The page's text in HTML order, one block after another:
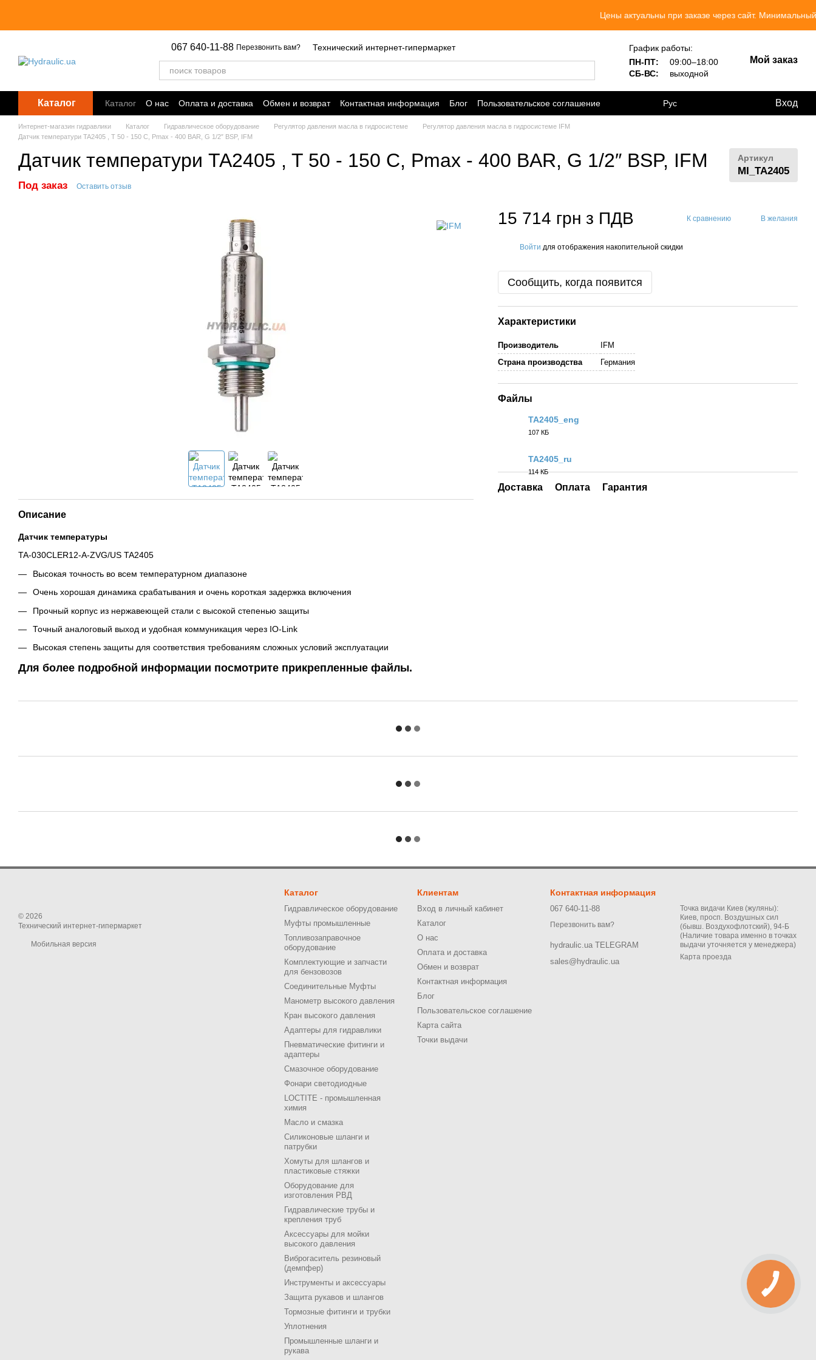
Цены актуальны при заказе через сайт. Минимальный
067 640-11-88 Перезвонить вам? Технический интернет-гипермаркет
График работы:
ПН-ПТ:
09:00–18:00
СБ-ВС:
выходной
Мой заказ
Каталог Каталог О нас Оплата и доставка Обмен и возврат Контактная информация Блог
Пользовательское соглашение
Точки выдачи
Рус Вход
Интернет-магазин гидравлики Каталог Гидравлическое оборудование Регулятор давления масла в гидросистеме
Регулятор давления масла в гидросистеме IFM
Датчик температури TA2405 , T 50 - 150 С, Pmax - 400 BAR, G 1/2″ BSP, IFM
Датчик температури TA2405 , T 50 - 150 С, Pmax - 400 BAR, G 1/2″ BSP, IFM Артикул
MI_TA2405
Под заказ
Оставить отзыв
Описание
Датчик температуры
TA-030CLER12-A-ZVG/US TA2405
Высокая точность во всем температурном диапазоне
Очень хорошая динамика срабатывания и очень короткая задержка включения
Прочный корпус из нержавеющей стали с высокой степенью защиты
Точный аналоговый выход и удобная коммуникация через IO-Link
Высокая степень защиты для соответствия требованиям сложных условий эксплуатации
Для более подробной информации посмотрите прикрепленные файлы.
15 714 грн з ПДВ К сравнению В желания
Войти для отображения накопительной скидки
Сообщить, когда появится
Характеристики
Производитель
IFM
Страна производства
Германия
Файлы
TA2405_eng
107 КБ
TA2405_ru
114 КБ
Доставка Оплата Гарантия
© 2026
Технический интернет-гипермаркет
Мобильная версия
Каталог
Гидравлическое оборудование
Муфты промышленные
Топливозаправочное
оборудование
Комплектующие и запчасти
для бензовозов
Соединительные Муфты
Манометр высокого давления
Кран высокого давления
Адаптеры для гидравлики
Пневматические фитинги и
адаптеры
Смазочное оборудование
Фонари светодиодные
LOCTITE - промышленная
химия
Масло и смазка
Силиконовые шланги и
патрубки
Хомуты для шлангов и
пластиковые стяжки
Оборудование для
изготовления РВД
Гидравлические трубы и
крепления труб
Аксессуары для мойки
высокого давления
Виброгаситель резиновый
(демпфер)
Инструменты и аксессуары
Защита рукавов и шлангов
Тормозные фитинги и трубки
Уплотнения
Промышленные шланги и
рукава
Клиентам
Вход в личный кабинет
Каталог
О нас
Оплата и доставка
Обмен и возврат
Контактная информация
Блог
Пользовательское соглашение
Карта сайта
Точки выдачи
Контактная информация
067 640-11-88
Перезвонить вам?
hydraulic.ua TELEGRAM
sales@hydraulic.ua
Точка видачи Киев (жуляны):
Киев, просп. Воздушных сил
(бывш. Воздухофлотский), 94-Б
(Наличие товара именно в точках
выдачи уточняется у менеджера)
Карта проезда